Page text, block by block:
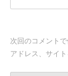
次回のコメント
アドレス、サイト